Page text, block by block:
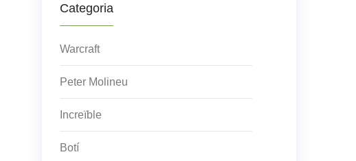
Categoria
Warcraft
Peter Molineu
Increïble
Botí